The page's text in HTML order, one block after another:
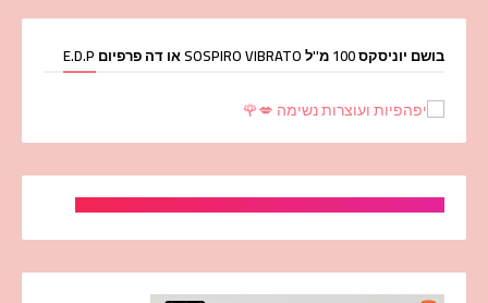
בושם יוניסקס 100 מ''ל SOSPIRO VIBRATO או דה פרפיום E.D.P